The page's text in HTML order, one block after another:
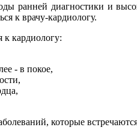
ранней диагностики и
к врачу-кардиологу.
кардиологу:
- в покое,
которые